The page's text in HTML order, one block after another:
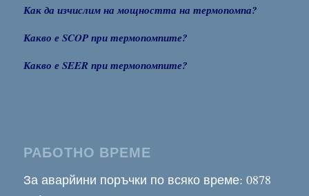
Как да изчислим на мощността на термопомпа?
Какво е SCOP при термопомпите?
Какво е SEER при термопомпите?
РАБОТНО ВРЕМЕ
За аварйини поръчки по всяко време: 0878